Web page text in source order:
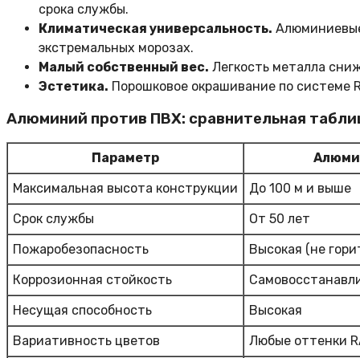
срока службы.
Климатическая универсальность.
экстремальных морозах.
Малый собственный вес. Легкость металла
Эстетика. Порошковое окрашивание по системе
Алюминий против ПВХ: сравнительная
Параметр
Максимальная высота конструкции
До 100 м и выше
Срок службы
От 50 лет
Пожаробезопасность
Высокая (не
Коррозионная стойкость
Несущая способность
Высокая
Вариативность цветов
Любые оттенки